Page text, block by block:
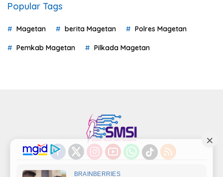
Popular Tags
Magetan berita Magetan Polres Magetan
Pemkab Magetan Pilkada Magetan